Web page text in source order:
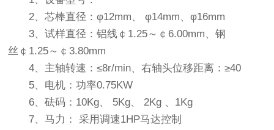
2、芯棒直径：φ12mm、 φ14mm、φ16mm
3、试样直径：铝线￠1.25～￠6.00mm、钢
丝￠1.25～￠3.80mm
4、主轴转速：≤8r/min、右轴头位移距离：≥40
5、电机：功率0.75KW
6、砝码：10Kg、 5Kg、 2Kg 、1Kg
7、马力： 采用调速1HP马达控制